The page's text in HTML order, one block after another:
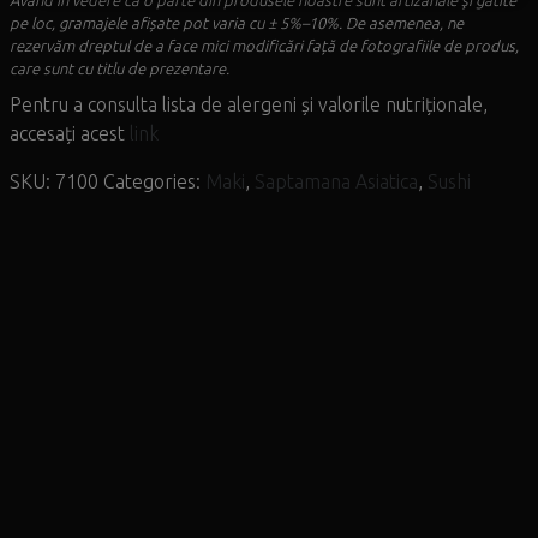
pe loc, gramajele afișate pot varia cu ± 5%–10%. De asemenea, ne
rezervăm dreptul de a face mici modificări față de fotografiile de produs,
care sunt cu titlu de prezentare.
Pentru a consulta lista de alergeni și valorile nutriționale,
accesați acest link
SKU: 7100 Categories: Maki, Saptamana Asiatica, Sushi